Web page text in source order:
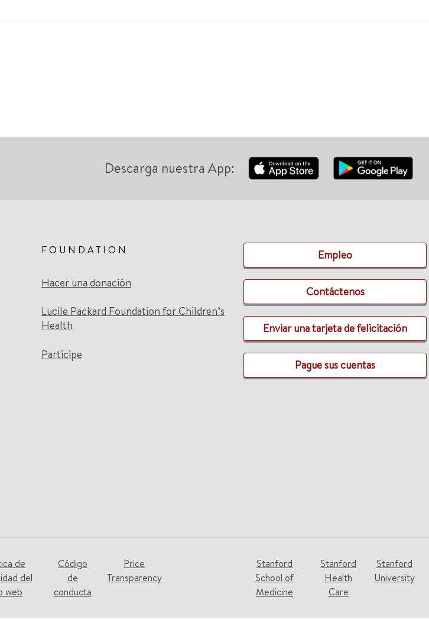
Descarga nuestra App:
FOUNDATION
Hacer una donación
Lucile Packard Foundation for Children’s
Health
Participe
Empleo
Contáctenos
Enviar una tarjeta de felicitación
Pague sus cuentas
de
del
web
Código
de
conducta
Price
Transparency
Stanford
School of
Medicine
Stanford
Health
Care
Stanford
University